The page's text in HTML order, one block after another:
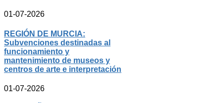
01-07-2026
REGIÓN DE MURCIA:
Subvenciones destinadas al
funcionamiento y
mantenimiento de museos y
centros de arte e interpretación
01-07-2026